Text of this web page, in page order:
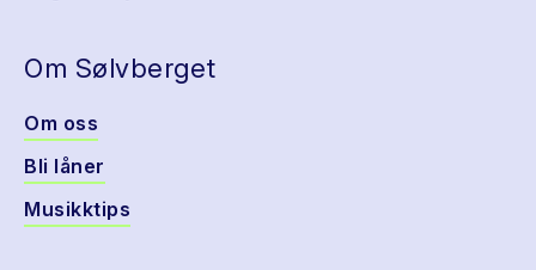
Om Sølvberget
Om oss
Bli låner
Musikktips